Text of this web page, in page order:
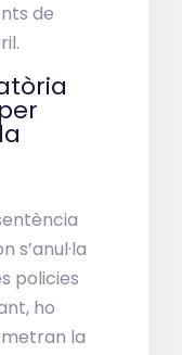
de
s’anul·la
policies
ho
la